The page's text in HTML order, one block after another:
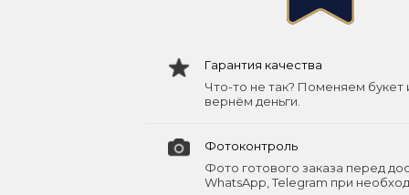
Гарантия качества
Что-то не так? Поменяем букет
вернём деньги.
Фотоконтроль
Фото готового заказа перед
WhatsApp, Telegram при